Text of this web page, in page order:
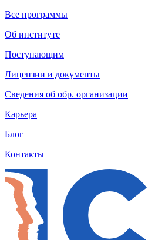
Все программы
Об институте
Поступающим
Лицензии и документы
Сведения об обр. организации
Карьера
Блог
Контакты